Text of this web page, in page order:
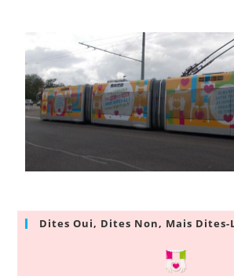
Dites Oui, Dites Non, Mais Dites-